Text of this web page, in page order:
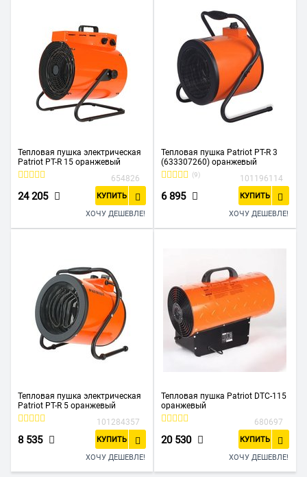
Тепловая пушка электрическая
Patriot PT-R 15 оранжевый
654826
24 205 КУПИТЬ
ХОЧУ ДЕШЕВЛЕ!
Тепловая пушка Patriot PT-R 3
(633307260) оранжевый
(9) 101196114
6 895 КУПИТЬ
ХОЧУ ДЕШЕВЛЕ!
Тепловая пушка электрическая
Patriot PT-R 5 оранжевый
101284357
8 535 КУПИТЬ
ХОЧУ ДЕШЕВЛЕ!
Тепловая пушка Patriot DTC-115
оранжевый
680697
20 530 КУПИТЬ
ХОЧУ ДЕШЕВЛЕ!